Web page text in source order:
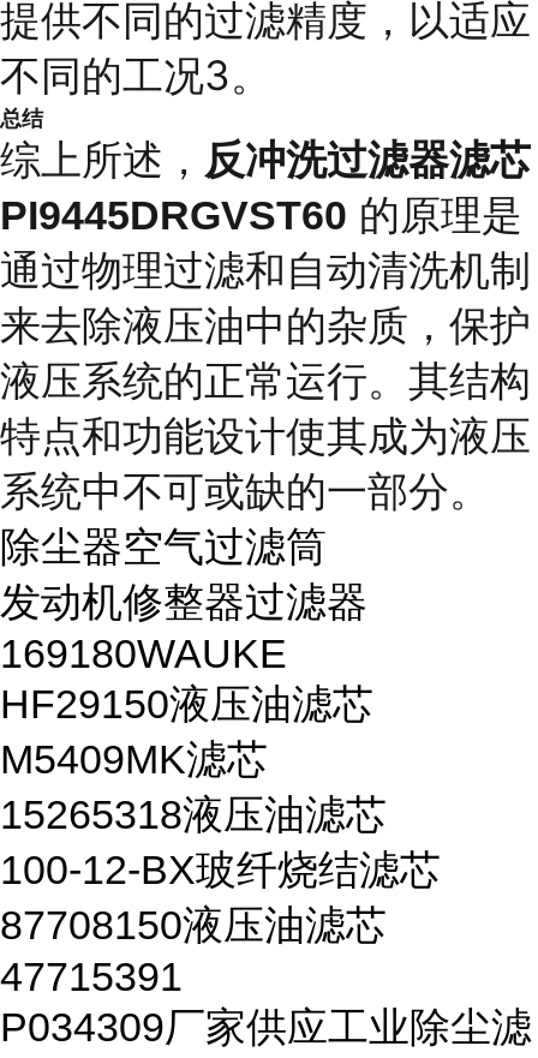
提供不同的过滤精度，以适应
不同的工况3。
总结
综上所述， 反冲洗过滤器滤芯
PI9445DRGVST60 的原理是
通过物理过滤和自动清洗机制
来去除液压油中的杂质，保护
液压系统的正常运行。其结构
特点和功能设计使其成为液压
系统中不可或缺的一部分。
除尘器空气过滤筒
发动机修整器过滤器
169180WAUKE
HF29150液压油滤芯
M5409MK滤芯
15265318液压油滤芯
100-12-BX玻纤烧结滤芯
87708150液压油滤芯
47715391
P034309厂家供应工业除尘滤